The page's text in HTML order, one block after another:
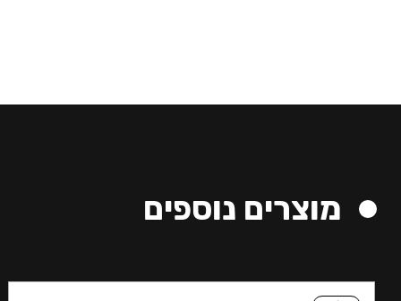
מוצרים נוספים